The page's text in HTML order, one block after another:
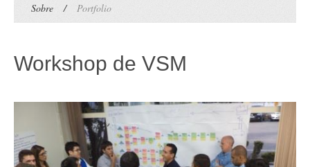
Sobre / Portfolio
Workshop de VSM